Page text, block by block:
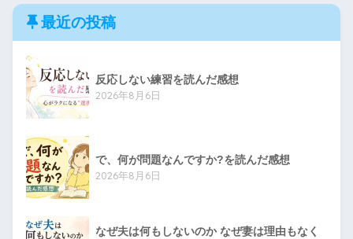
最近の投稿
反応しない練習を読んだ感想
2026年8月6日
で、何が問題なんですか?を読んだ感想
2026年8月6日
なぜ夫は何もしないのか なぜ妻は理由もなく